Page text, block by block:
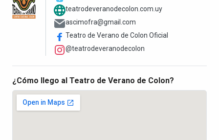
teatrodeveranodecolon.com.uy
ascimofra@gmail.com
Teatro de Verano de Colon Oficial
@teatrodeveranodecolon
¿Cómo llego al Teatro de Verano de Colon?